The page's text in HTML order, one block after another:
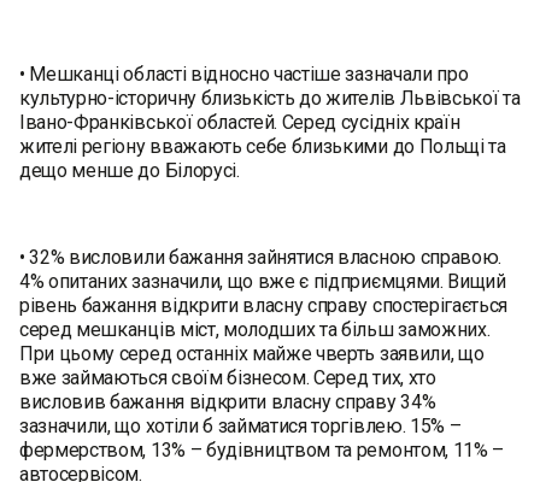
• Мешканці області відносно частіше зазначали про
культурно-історичну близькість до жителів Львівської та
Івано-Франківської областей. Серед сусідніх країн
жителі регіону вважають себе близькими до Польщі та
дещо менше до Білорусі.
• 32% висловили бажання зайнятися власною справою.
4% опитаних зазначили, що вже є підприємцями. Вищий
рівень бажання відкрити власну справу спостерігається
серед мешканців міст, молодших та більш заможних.
При цьому серед останніх майже чверть заявили, що
вже займаються своїм бізнесом. Серед тих, хто
висловив бажання відкрити власну справу 34%
зазначили, що хотіли б займатися торгівлею. 15% –
фермерством, 13% – будівництвом та ремонтом, 11% –
автосервісом.